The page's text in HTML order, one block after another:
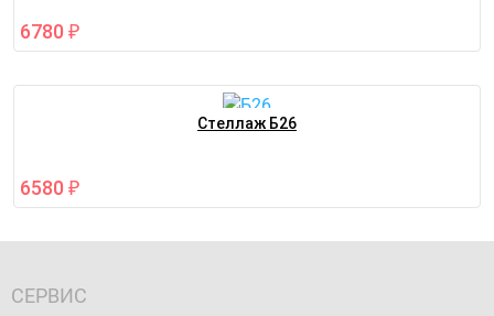
6780 ₽
Стеллаж Б26
6580 ₽
СЕРВИС